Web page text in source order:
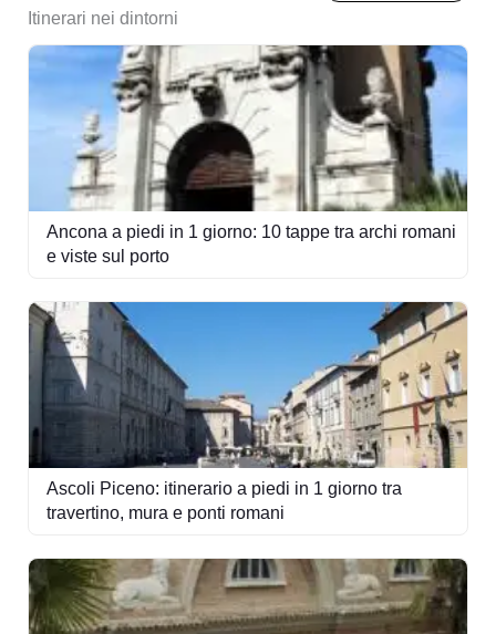
Itinerari nei dintorni
Ancona a piedi in 1 giorno: 10 tappe tra archi romani
e viste sul porto
Ascoli Piceno: itinerario a piedi in 1 giorno tra
travertino, mura e ponti romani